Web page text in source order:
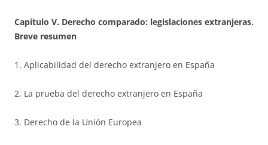
Capítulo V. Derecho comparado: legislaciones extranjeras.
Breve resumen
1. Aplicabilidad del derecho extranjero en España
2. La prueba del derecho extranjero en España
3. Derecho de la Unión Europea